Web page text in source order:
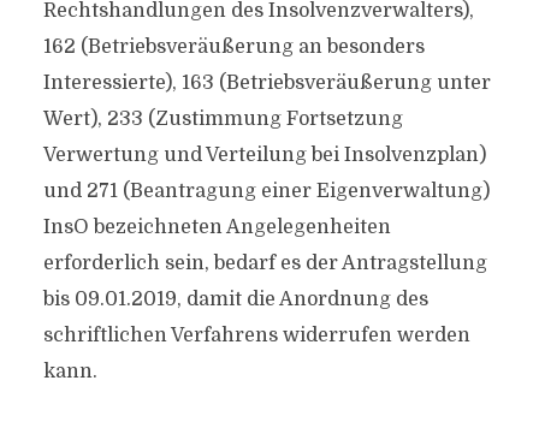
Rechtshandlungen des Insolvenzverwalters),
162 (Betriebsveräußerung an besonders
Interessierte), 163 (Betriebsveräußerung unter
Wert), 233 (Zustimmung Fortsetzung
Verwertung und Verteilung bei Insolvenzplan)
und 271 (Beantragung einer Eigenverwaltung)
InsO bezeichneten Angelegenheiten
erforderlich sein, bedarf es der Antragstellung
bis 09.01.2019, damit die Anordnung des
schriftlichen Verfahrens widerrufen werden
kann.